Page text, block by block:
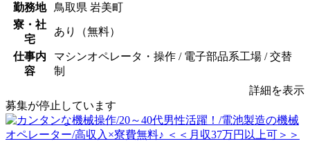
勤務地
鳥取県 岩美町
寮・社
宅
あり（無料）
仕事内
容
マシンオペレータ・操作 / 電子部品系工場 / 交替
制
詳細を表示
募集が停止しています